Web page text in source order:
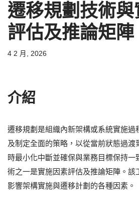
遷移規劃技術
評估及推論矩陣
4 2 月, 2026
介紹
遷移規劃是組織內新架構或系統實施過
及制定全面的策略，以從當前狀態過渡
時最小化中斷並確保與業務目標保持一
術之一是實施因素評估及推論矩陣。該
影響架構實施與遷移計劃的各種因素。